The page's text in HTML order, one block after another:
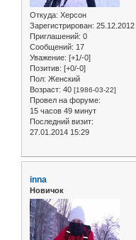
Откуда: Херсон
Зарегистрирован: 25.12.2012
Приглашений: 0
Сообщений: 17
Уважение: [+1/-0]
Позитив: [+0/-0]
Пол: Женский
Возраст: 40 [1986-03-22]
Провел на форуме:
15 часов 49 минут
Последний визит:
27.01.2014 15:29
inna
Новичок